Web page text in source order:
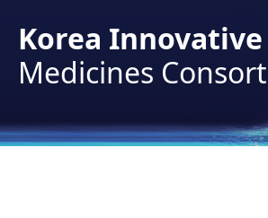
Korea Innovative
Medicines